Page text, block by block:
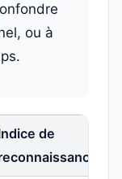
ou à
de